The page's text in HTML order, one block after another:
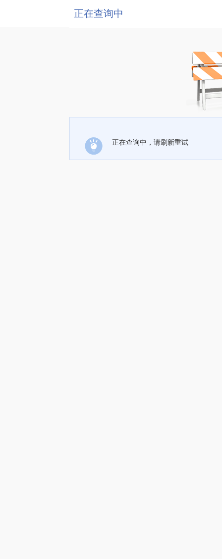
正在查询中
正在查询中，请刷新重试